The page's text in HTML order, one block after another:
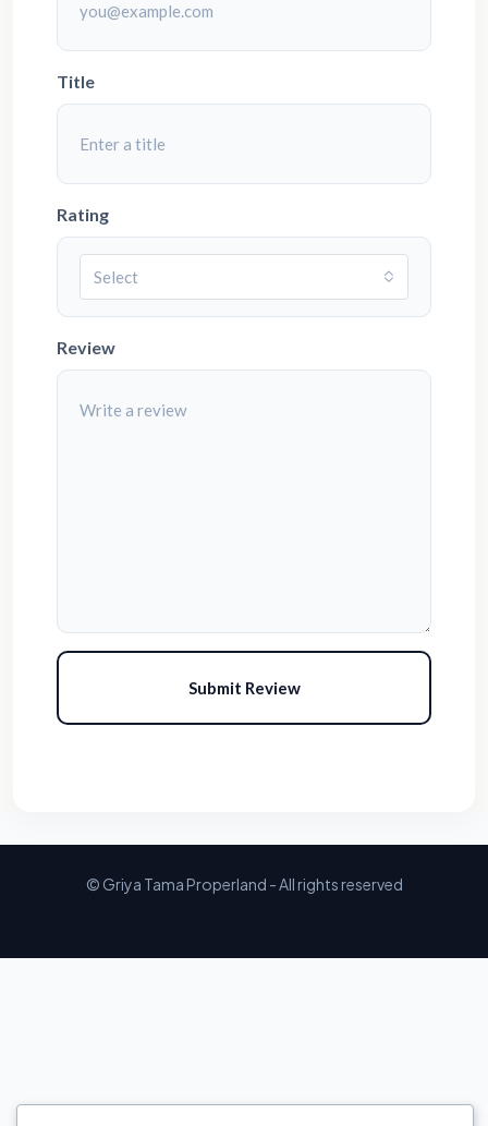
Title
Rating
Select
Review
Submit Review
© Griya Tama Properland - All rights reserved